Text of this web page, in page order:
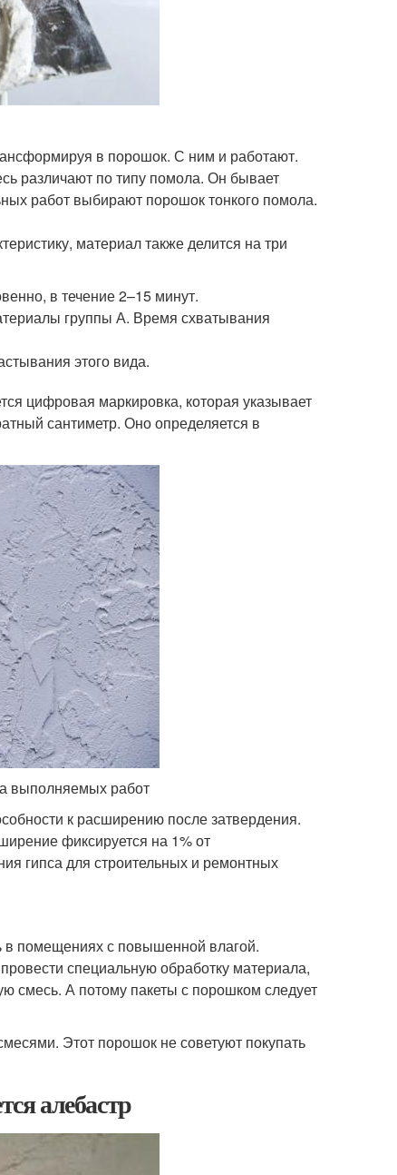
в порошок. С ним и работают.
различают по типу помола. Он бывает
работ выбирают порошок тонкого помола.
материал также делится на три
в течение 2–15 минут.
группы А. Время схватывания
этого вида.
цифровая маркировка, которая указывает
сантиметр. Оно определяется в
выполняемых работ
к расширению после затвердения.
фиксируется на 1% от
гипса для строительных и ремонтных
в помещениях с повышенной влагой.
специальную обработку материала,
смесь. А потому пакеты с порошком следует
Этот порошок не советуют покупать
алебастр